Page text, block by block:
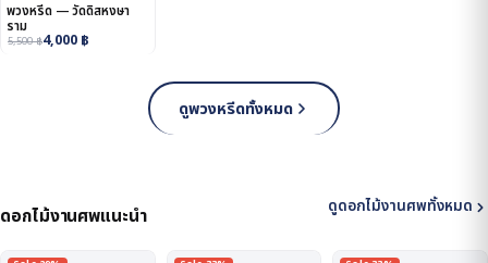
พวงหรีด — วัดดิสหงษา
ราม
5,500฿4,000 ฿
ดูพวงหรีดทั้งหมด
ดอกไม้งานศพแนะนำ ดูดอกไม้งานศพทั้งหมด